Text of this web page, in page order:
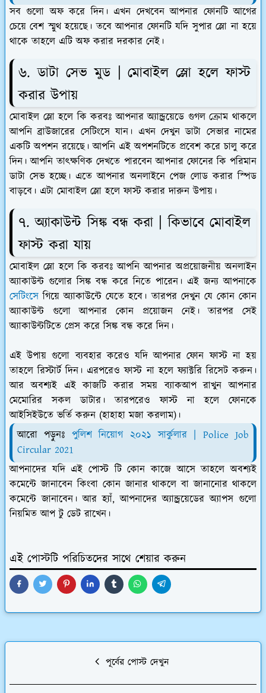
সব গুলো অফ করে দিন। এখন দেখবেন আপনার ফোনটি আগের
চেয়ে বেশ স্মুথ হয়েছে। তবে আপনার ফোনটি যদি সুপার স্লো না হয়ে
থাকে তাহলে এটি অফ করার দরকার নেই।
৬. ডাটা সেভ মুড | মোবাইল স্লো হলে ফাস্ট
করার উপায়
মোবাইল স্লো হলে কি করবঃ আপনার অ্যান্ড্রয়েডে গুগল ক্রোম থাকলে
আপনি ব্রাউজারের সেটিংসে যান। এখন দেখুন ডাটা সেভার নামের
একটি অপশন রয়েছে। আপনি এই অপশনটিতে প্রবেশ করে চালু করে
দিন। আপনি তাৎক্ষণিক দেখতে পারবেন আপনার ফোনের কি পরিমান
ডাটা সেভ হচ্ছে। এতে আপনার অনলাইনে পেজ লোড করার স্পিড
বাড়বে। এটা মোবাইল স্লো হলে ফাস্ট করার দারুন উপায়।
৭. অ্যাকাউন্ট সিঙ্ক বন্ধ করা | কিভাবে মোবাইল
ফাস্ট করা যায়
মোবাইল স্লো হলে কি করবঃ আপনি আপনার অপ্রয়োজনীয় অনলাইন
অ্যাকাউন্ট গুলোর সিঙ্ক বন্ধ করে নিতে পারেন। এই জন্য আপনাকে
সেটিংসে গিয়ে অ্যাকাউন্টে যেতে হবে। তারপর দেখুন যে কোন কোন
অ্যাকাউন্ট গুলো আপনার কোন প্রয়োজন নেই। তারপর সেই
অ্যাকাউন্টটিতে প্রেস করে সিঙ্ক বন্ধ করে দিন।
এই উপায় গুলো ব্যবহার করেও যদি আপনার ফোন ফাস্ট না হয়
তাহলে রিস্টার্ট দিন। এরপরেও ফাস্ট না হলে ফ্যাক্টরি রিসেট করুন।
আর অবশ্যই এই কাজটি করার সময় ব্যাকআপ রাখুন আপনার
মেমোরির সকল ডাটার। তারপরেও ফাস্ট না হলে ফোনকে
আইসিইউতে ভর্তি করুন (হাহাহা মজা করলাম)।
আরো পড়ুনঃ পুলিশ নিয়োগ ২০২১ সার্কুলার | Police Job
Circular 2021
আপনাদের যদি এই পোস্ট টি কোন কাজে আসে তাহলে অবশ্যই
কমেন্টে জানাবেন কিংবা কোন জানার থাকলে বা জানানোর থাকলে
কমেন্টে জানাবেন। আর হ্যাঁ, আপনাদের অ্যান্ড্রয়েডের অ্যাপস গুলো
নিয়মিত আপ টু ডেট রাখেন।
এই পোস্টটি পরিচিতদের সাথে শেয়ার করুন
পূর্বের পোস্ট দেখুন